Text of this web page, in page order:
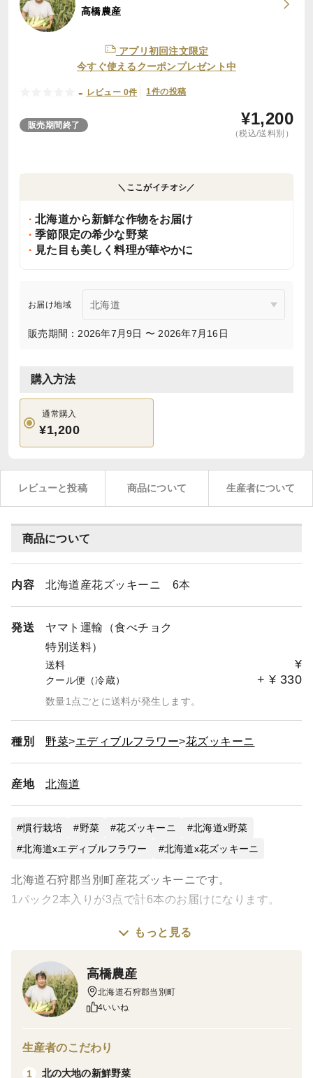
高橋農産
アプリ初回注文限定
今すぐ使えるクーポンプレゼント中
- レビュー 0件 1件の投稿
販売期間終了 ¥1,200
（税込/送料別）
＼ここがイチオシ／
北海道から新鮮な作物をお届け
季節限定の希少な野菜
見た目も美しく料理が華やかに
お届け地域
販売期間：2026年7月9日 〜 2026年7月16日
購入方法
通常購入
¥1,200
レビューと投稿 商品について 生産者について
商品について
内容 北海道産花ズッキーニ 6本
発送
ヤマト運輸（食べチョク
特別送料）
送料 ¥
クール便（冷蔵） + ¥ 330
数量1点ごとに送料が発生します。
種別 野菜 エディブルフラワー 花ズッキーニ
産地 北海道
慣行栽培 野菜 花ズッキーニ
北海道x野菜
北海道xエディブルフラワー
北海道x花ズッキーニ
北海道石狩郡当別町産花ズッキーニです。
1パック2本入りが3点で計6本のお届けになります。
見た目も綺麗な食べられる花です。花に詰め物をしてフ
やかになります。
石狩川に近く日本海から吹く風に耐えた当別町産の野菜
は甘みが強く、しっかりとした歯ごたえが魅力です。
もっと見る
高橋農産
北海道石狩郡当別町
4いいね
生産者のこだわり
1 北の大地の新鮮野菜